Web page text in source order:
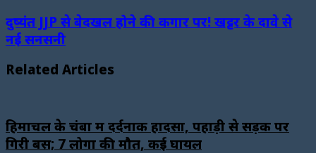
दुष्यंत JJP से बेदखल होने की कगार पर! खट्टर के दावे से
नई सनसनी
Related Articles
हिमाचल के चंबा में दर्दनाक हादसा, पहाड़ी से सड़क पर
गिरी बस; 7 लोगों की मौत, कई घायल